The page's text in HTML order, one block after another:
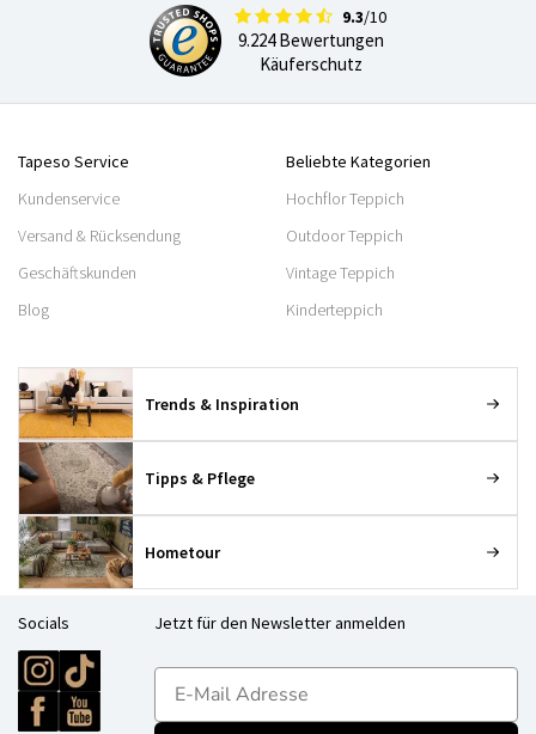
9.3/10
9.224 Bewertungen
Käuferschutz
Tapeso Service
Kundenservice
Versand & Rücksendung
Geschäftskunden
Blog
Beliebte Kategorien
Hochflor Teppich
Outdoor Teppich
Vintage Teppich
Kinderteppich
Trends & Inspiration
Tipps & Pflege
Hometour
Socials Jetzt für den Newsletter anmelden
E-mailadres